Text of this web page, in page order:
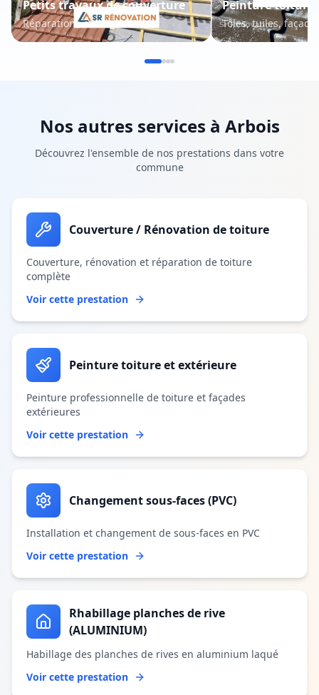
Petits travaux de couverture
Réparations et entretien
Peinture toiture
Tôles, tuiles,
Nos autres services à Arbois
Découvrez l'ensemble de nos prestations dans votre
commune
Couverture / Rénovation de toiture
Couverture, rénovation et réparation de toiture
complète
Voir cette prestation
Peinture toiture et extérieure
Peinture professionnelle de toiture et façades
extérieures
Voir cette prestation
Changement sous-faces (PVC)
Installation et changement de sous-faces en PVC
Voir cette prestation
Rhabillage planches de rive
(ALUMINIUM)
Habillage des planches de rives en aluminium laqué
Voir cette prestation